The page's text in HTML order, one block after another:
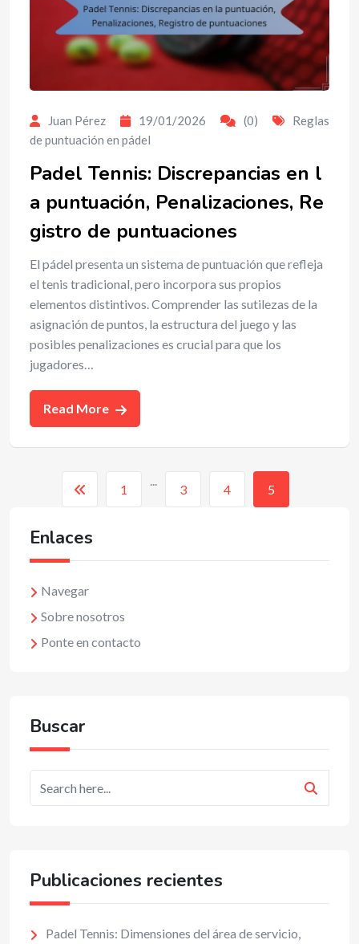
Juan Pérez 19/01/2026 (0)
Reglas
de puntuación en pádel
Padel Tennis: Discrepancias en l
a puntuación, Penalizaciones, Re
gistro de puntuaciones
El pádel presenta un sistema de puntuación que refleja
el tenis tradicional, pero incorpora sus propios
elementos distintivos. Comprender las sutilezas de la
asignación de puntos, la estructura del juego y las
posibles penalizaciones es crucial para que los
jugadores…
Read More
1
...
3 4 5
Enlaces
Navegar
Sobre nosotros
Ponte en contacto
Buscar
Publicaciones recientes
Padel Tennis: Dimensiones del área de servicio,